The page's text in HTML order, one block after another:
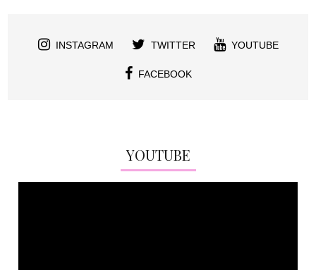
INSTAGRAM TWITTER YOUTUBE
FACEBOOK
YOUTUBE